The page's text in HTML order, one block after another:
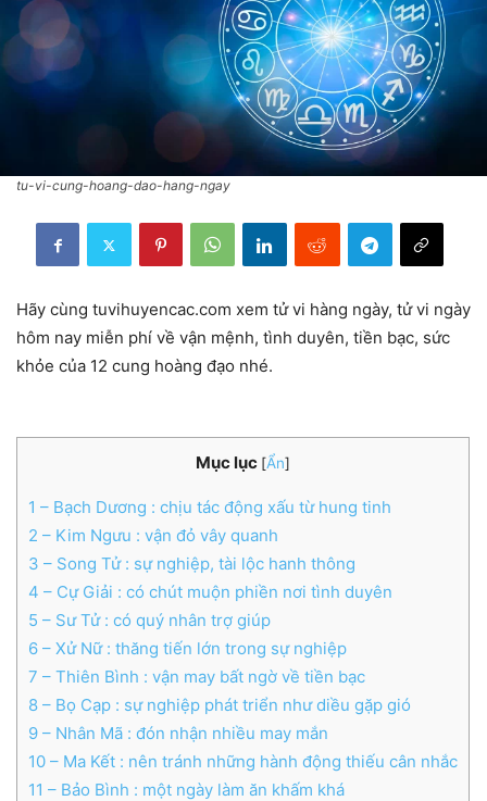
tu-vi-cung-hoang-dao-hang-ngay
Hãy cùng tuvihuyencac.com xem tử vi hàng ngày, tử vi ngày
hôm nay miễn phí về vận mệnh, tình duyên, tiền bạc, sức
khỏe của 12 cung hoàng đạo nhé.
Mục lục [Ẩn]
1 – Bạch Dương : chịu tác động xấu từ hung tinh
2 – Kim Ngưu : vận đỏ vây quanh
3 – Song Tử : sự nghiệp, tài lộc hanh thông
4 – Cự Giải : có chút muộn phiền nơi tình duyên
5 – Sư Tử : có quý nhân trợ giúp
6 – Xử Nữ : thăng tiến lớn trong sự nghiệp
7 – Thiên Bình : vận may bất ngờ về tiền bạc
8 – Bọ Cạp : sự nghiệp phát triển như diều gặp gió
9 – Nhân Mã : đón nhận nhiều may mắn
10 – Ma Kết : nên tránh những hành động thiếu cân nhắc
11 – Bảo Bình : một ngày làm ăn khấm khá